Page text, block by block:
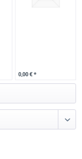
0,00 € *